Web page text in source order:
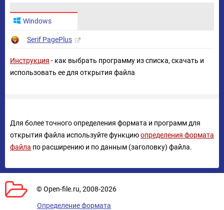
Windows
Serif PagePlus
Инструкция - как выбрать программу из списка, скачать и
использовать ее для открытия файла
Для более точного определения формата и программ для
открытия файла используйте функциюопределения формата
файла по расширению и по данным (заголовку) файла.
© Open-file.ru, 2008-2026
Определение формата